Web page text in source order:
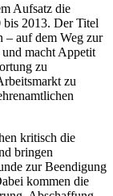
Aufsatz die
bis 2013. Der Titel
– auf dem Weg zur
macht Appetit
zu
zu
kritisch die
bringen
zur Beendigung
kommen die